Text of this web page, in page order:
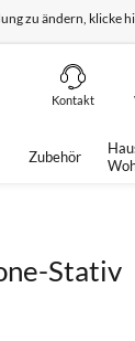
zu ändern, klicke
Kontakt
Zubehör
Stativ